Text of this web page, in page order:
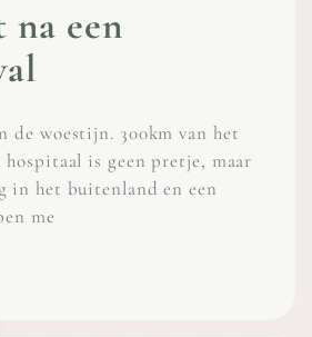
na een
de woestijn. 300km van het
is geen pretje, maar
in het buitenland en een
me